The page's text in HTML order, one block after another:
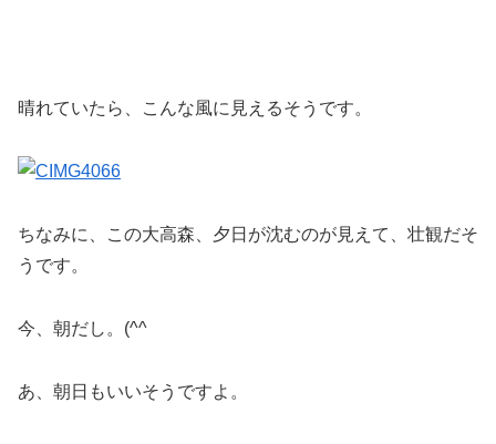
晴れていたら、こんな風に見えるそうです。
ちなみに、この大高森、夕日が沈むのが見えて、壮観だそ
うです。
今、朝だし。(^^ゞ
あ、朝日もいいそうですよ。